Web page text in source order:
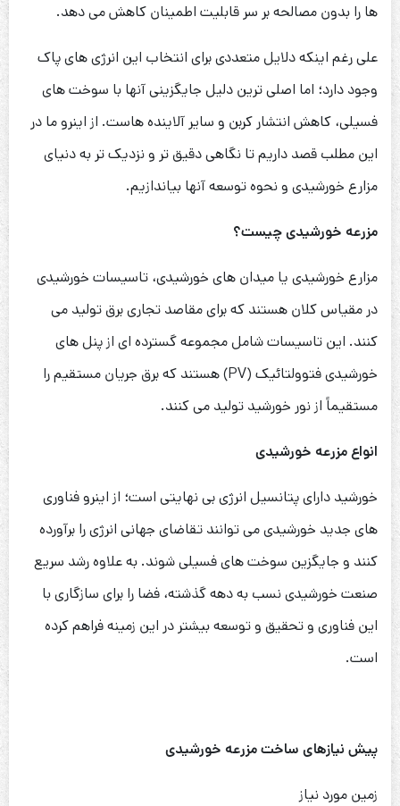
ها را بدون مصالحه بر سر قابلیت اطمینان کاهش می دهد.
علی رغم اینکه دلایل متعددی برای انتخاب این انرژی های پاک
وجود دارد؛ اما اصلی ترین دلیل جایگزینی آنها با سوخت های
فسیلی، کاهش انتشار کربن و سایر آلاینده هاست. از اینرو ما در
این مطلب قصد داریم تا نگاهی دقیق تر و نزدیک تر به دنیای
مزارع خورشیدی و نحوه توسعه آنها بیاندازیم.
مزرعه خورشیدی چیست؟
مزارع خورشیدی یا میدان های خورشیدی، تاسیسات خورشیدی
در مقیاس کلان هستند که برای مقاصد تجاری برق تولید می
کنند. این تاسیسات شامل مجموعه گسترده ای از پنل های
خورشیدی فتوولتائیک (PV) هستند که برق جریان مستقیم را
مستقیماً از نور خورشید تولید می کنند.
انواع مزرعه خورشیدی
خورشید دارای پتانسیل انرژی بی نهایتی است؛ از اینرو فناوری
های جدید خورشیدی می توانند تقاضای جهانی انرژی را برآورده
کنند و جایگزین سوخت های فسیلی شوند. به علاوه رشد سریع
صنعت خورشیدی نسب به دهه گذشته، فضا را برای سازگاری با
این فناوری و تحقیق و توسعه بیشتر در این زمینه فراهم کرده
است.
پیش نیازهای ساخت مزرعه خورشیدی
زمین مورد نیاز